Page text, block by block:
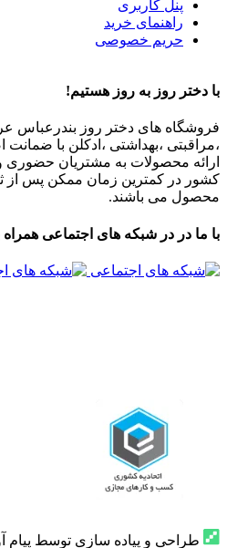
پنل کاربری
راهنمای خرید
حریم خصوصی
با دختر روز به روز هستیم!
فروشگاه های دختر روز بندرعباس
،مراقبتی ،بهداشتی ،ادکلن با ضمانت
ارائه محصولات به مشتریان
کشور در کمترین زمان ممکن پس
محصول می باشند.
با ما در در شبکه های اجتماعی همراه
طراحی و پیاده سازی توسط پیام